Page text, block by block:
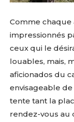
Comme chaque
impressionnés
ceux qui le
louables, mais,
aficionados du
envisageable
tente tant la
rendez-vous au